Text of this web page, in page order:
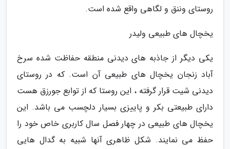
روستای وننق و لگاهی واقع شده است.
یخچال های طبیعی ولیدر
یکی دیگر از جاذبه های دیدنی منطقه حفاظت شده سرخ
آباد زنجان یخچال های طبیعی آن است. که در روستای
دیدنی شیت قرار گرفته ، این روستا که از توابع جورزق هست
دارای طبیعتی بکر و پاییزی بسیار دلچسب می باشد. این
یخچال های طبیعی در چهار فصل سال کاربری خاص خود را
حفظ می نمایند. شکل ظاهری آنها شبیه به گدال هایی